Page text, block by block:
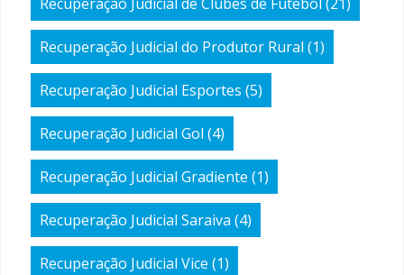
Recuperação Judicial do Produtor Rural (1)
Recuperação Judicial Esportes (5)
Recuperação Judicial Gol (4)
Recuperação Judicial Gradiente (1)
Recuperação Judicial Saraiva (4)
Recuperação Judicial Vice (1)